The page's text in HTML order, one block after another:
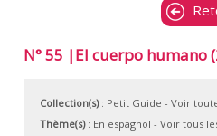
N° 55 |El cuerpo humano
Collection(s): Petit Guide - Voir
Thème(s): En espagnol - Voir tous